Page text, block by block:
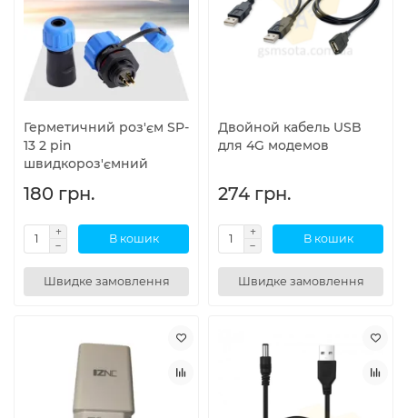
Герметичний роз'єм SP-
13 2 pin
швидкороз'ємний
180 грн.
В кошик
Швидке замовлення
Двойной кабель USB
для 4G модемов
274 грн.
В кошик
Швидке замовлення